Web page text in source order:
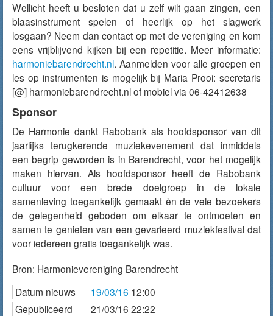
Wellicht heeft u besloten dat u zelf wilt gaan zingen, een
blaasinstrument spelen of heerlijk op het slagwerk
losgaan? Neem dan contact op met de vereniging en kom
eens vrijblijvend kijken bij een repetitie. Meer informatie:
harmoniebarendrecht.nl. Aanmelden voor alle groepen en
les op instrumenten is mogelijk bij Maria Prooi: secretaris
[@] harmoniebarendrecht.nl of mobiel via 06-42412638
Sponsor
De Harmonie dankt Rabobank als hoofdsponsor van dit
jaarlijks terugkerende muziekevenement dat inmiddels
een begrip geworden is in Barendrecht, voor het mogelijk
maken hiervan. Als hoofdsponsor heeft de Rabobank
cultuur voor een brede doelgroep in de lokale
samenleving toegankelijk gemaakt èn de vele bezoekers
de gelegenheid geboden om elkaar te ontmoeten en
samen te genieten van een gevarieerd muziekfestival dat
voor iedereen gratis toegankelijk was.
Bron: Harmonievereniging Barendrecht
Datum nieuws
19/03/16 12:00
Gepubliceerd
21/03/16 22:22